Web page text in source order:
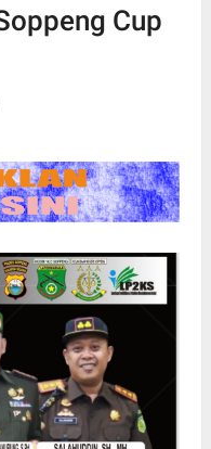
Cup